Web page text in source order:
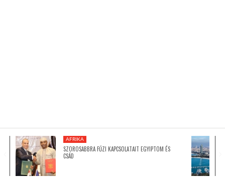
GLOBOTV BP
AFRIKA
SZOROSABBRA FŰZI KAPCSOLATAIT EGYIPTOM ÉS
CSÁD